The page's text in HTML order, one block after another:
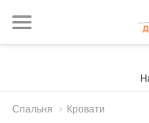
Спальня Кровати